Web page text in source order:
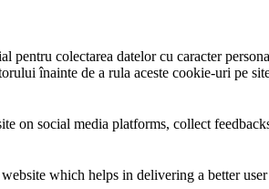
pentru colectarea datelor cu caracter
înainte de a rula aceste cookie-uri pe
on social media platforms, collect
which helps in delivering a better